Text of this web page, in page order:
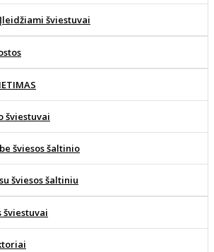
Įleidžiami šviestuvai
šviestuvai
be šviesos šaltinio
su šviesos šaltiniu
šviestuvai